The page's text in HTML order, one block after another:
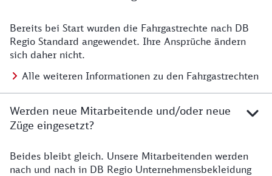
Details zu Fahrgastrechten
Bereits bei Start wurden die Fahrgastrechte nach DB
Regio Standard angewendet. Ihre Ansprüche ändern
sich daher nicht.
Alle weiteren Informationen zu den Fahrgastrechten
Werden neue Mitarbeitende und/oder neue
Züge eingesetzt?
Details zu den Mitarbeitenden
Beides bleibt gleich. Unsere Mitarbeitenden werden
nach und nach in DB Regio Unternehmensbekleidung